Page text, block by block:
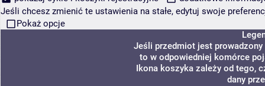
Jeśli chcesz zmienić te ustawienia na stałe, edytuj swoje
Pokaż opcje
Jeśli przedmiot jest
to w odpowiedniej komórce
Ikona koszyka zależy od tego,
dany